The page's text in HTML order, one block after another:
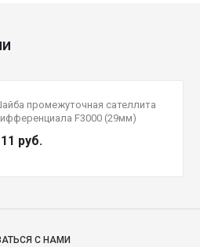
промежуточная сателлита
F3000 (29мм)
руб.
С НАМИ